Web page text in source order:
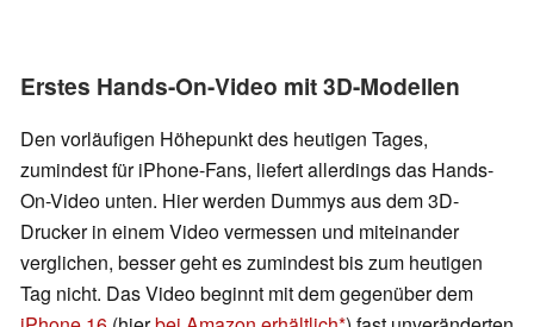
Erstes Hands-On-Video mit 3D-Modellen
Den vorläufigen Höhepunkt des heutigen Tages,
zumindest für iPhone-Fans, liefert allerdings das Hands-
On-Video unten. Hier werden Dummys aus dem 3D-
Drucker in einem Video vermessen und miteinander
verglichen, besser geht es zumindest bis zum heutigen
Tag nicht. Das Video beginnt mit dem gegenüber dem